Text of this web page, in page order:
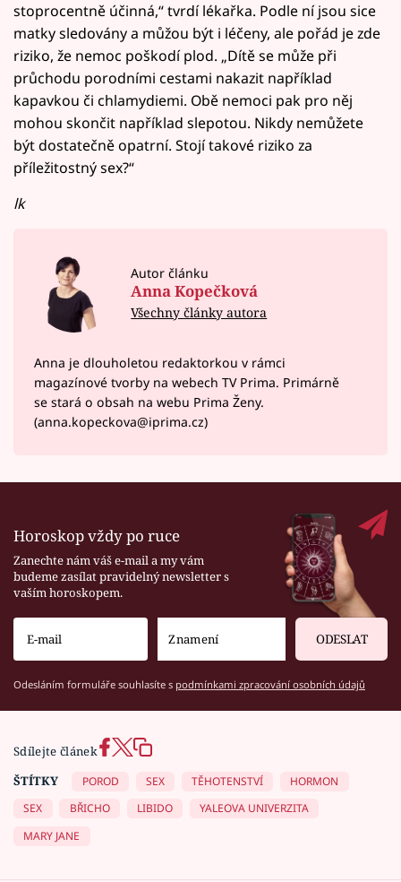
stoprocentně účinná,“ tvrdí lékařka. Podle ní jsou sice
matky sledovány a můžou být i léčeny, ale pořád je zde
riziko, že nemoc poškodí plod. „Dítě se může při
průchodu porodními cestami nakazit například
kapavkou či chlamydiemi. Obě nemoci pak pro něj
mohou skončit například slepotou. Nikdy nemůžete
být dostatečně opatrní. Stojí takové riziko za
příležitostný sex?“
lk
Autor článku
Anna Kopečková
Všechny články autora
Anna je dlouholetou redaktorkou v rámci
magazínové tvorby na webech TV Prima. Primárně
se stará o obsah na webu Prima Ženy.
(anna.kopeckova@iprima.cz)
Horoskop vždy po ruce
Zanechte nám váš e-mail a my vám
budeme zasílat pravidelný newsletter s
vaším horoskopem.
ODESLAT
Odesláním formuláře souhlasíte s podmínkami zpracování osobních údajů
Sdílejte článek
ŠTÍTKY
POROD SEX TĚHOTENSTVÍ
HORMON
SEX
BŘICHO LIBIDO
YALEOVA UNIVERZITA
MARY JANE